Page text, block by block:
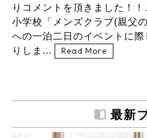
りコメントを頂きました！
小学校「メンズクラブ(親父
への一泊二日のイベントに
りしま...
Read More
最新